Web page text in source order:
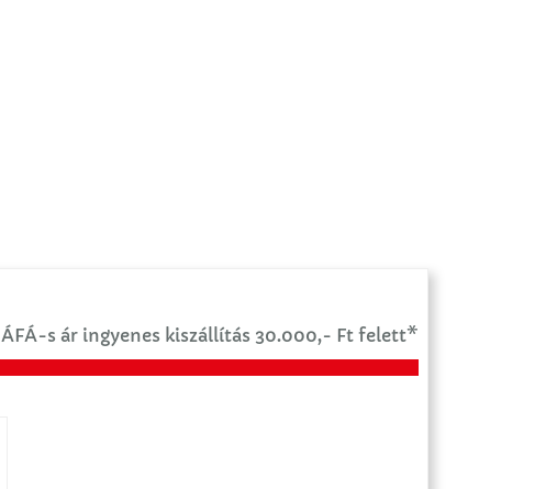
ÁFÁ-s ár ingyenes kiszállítás 30.000,- Ft felett*